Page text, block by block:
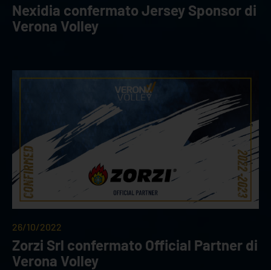
Nexidia confermato Jersey Sponsor di
Verona Volley
26/10/2022
Zorzi Srl confermato Official Partner di
Verona Volley